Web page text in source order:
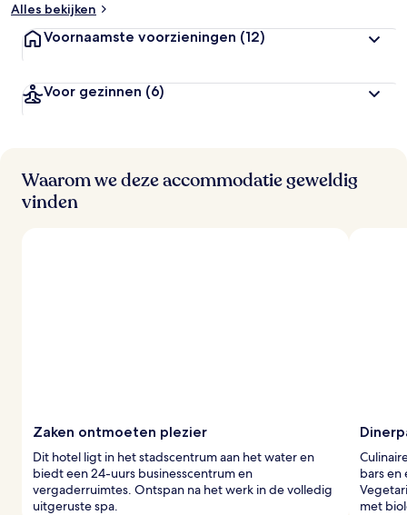
Alles bekijken
Voornaamste voorzieningen (12)
Voor gezinnen (6)
Waarom we deze accommodatie geweldig
vinden
Zaken ontmoeten plezier
Dit hotel ligt in het stadscentrum aan het water en
biedt een 24-uurs businesscentrum en
vergaderruimtes. Ontspan na het werk in de volledig
uitgeruste spa.
bars
met